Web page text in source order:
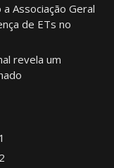
a Associação Geral
de ETs no
revela um